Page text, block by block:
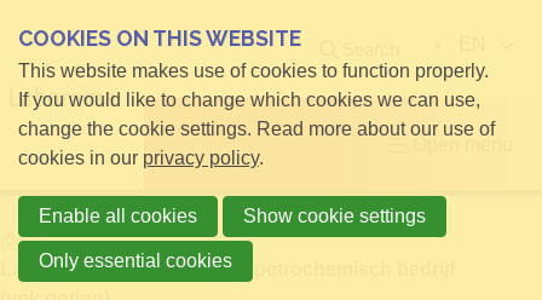
Home
Laborant kwaliteitscontrole petrochemisch bedrijf
COOKIES ON THIS WEBSITE
This website makes use of cookies to function properly.
If you would like to change which cookies we can use,
change the cookie settings. Read more about our use of
cookies in our privacy policy.
Enable all cookies Show cookie settings
Only essential cookies